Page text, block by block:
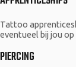
Tattoo
eventueel bij jou
PIERCING